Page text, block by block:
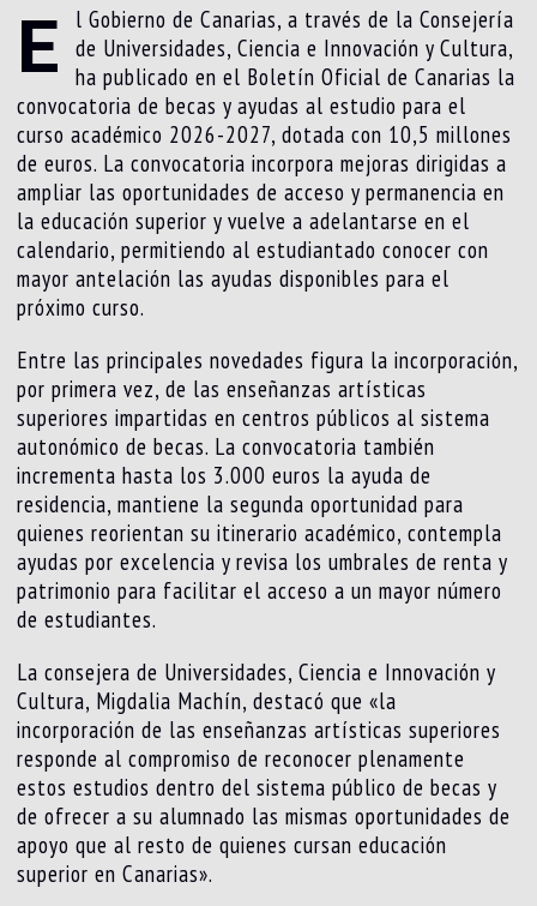
E
l Gobierno de Canarias, a través de la Consejería
de Universidades, Ciencia e Innovación y Cultura,
ha publicado en el Boletín Oficial de Canarias la
convocatoria de becas y ayudas al estudio para el
curso académico 2026-2027, dotada con 10,5 millones
de euros. La convocatoria incorpora mejoras dirigidas a
ampliar las oportunidades de acceso y permanencia en
la educación superior y vuelve a adelantarse en el
calendario, permitiendo al estudiantado conocer con
mayor antelación las ayudas disponibles para el
próximo curso.
Entre las principales novedades figura la incorporación,
por primera vez, de las enseñanzas artísticas
superiores impartidas en centros públicos al sistema
autonómico de becas. La convocatoria también
incrementa hasta los 3.000 euros la ayuda de
residencia, mantiene la segunda oportunidad para
quienes reorientan su itinerario académico, contempla
ayudas por excelencia y revisa los umbrales de renta y
patrimonio para facilitar el acceso a un mayor número
de estudiantes.
La consejera de Universidades, Ciencia e Innovación y
Cultura, Migdalia Machín, destacó que «la
incorporación de las enseñanzas artísticas superiores
responde al compromiso de reconocer plenamente
estos estudios dentro del sistema público de becas y
de ofrecer a su alumnado las mismas oportunidades de
apoyo que al resto de quienes cursan educación
superior en Canarias».